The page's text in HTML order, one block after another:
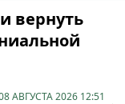
вернуть
АВГУСТА 2026 12:51